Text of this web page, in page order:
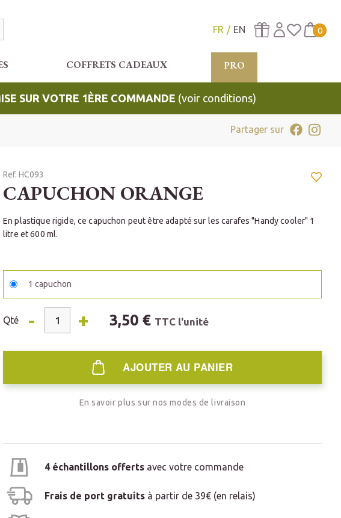
FR EN 0
COFFRETS CADEAUX PRO
SUR VOTRE 1ÈRE COMMANDE (voir conditions)
Partager sur
Ref. HC093
CAPUCHON ORANGE
En plastique rigide, ce capuchon peut être adapté sur les carafes "Handy cooler" 1
litre et 600 ml.
1 capuchon
Qté - + 3,50 € TTC l'unité
AJOUTER AU PANIER
En savoir plus sur nos modes de livraison
4 échantillons offerts avec votre commande
Frais de port gratuits à partir de 39€ (en relais)